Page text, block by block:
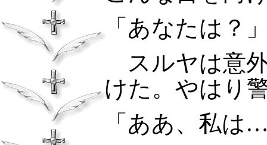
「あなたは？
スルヤは意
けた。やはり
「ああ、私は